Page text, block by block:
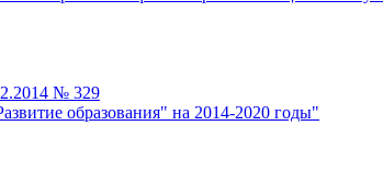
№ 329
образования" на 2014-2020 годы"